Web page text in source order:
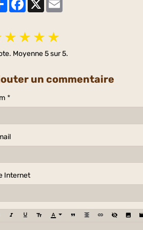
★ ★ ★ ★
Moyenne5sur 5.
un commentaire
Internet